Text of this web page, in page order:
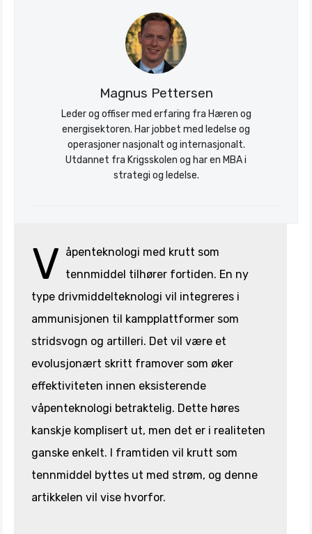
Magnus Pettersen
Leder og offiser med erfaring fra Hæren og
energisektoren. Har jobbet med ledelse og
operasjoner nasjonalt og internasjonalt.
Utdannet fra Krigsskolen og har en MBA i
strategi og ledelse.
V åpenteknologi med krutt som
tennmiddel tilhører fortiden. En ny
type drivmiddelteknologi vil integreres i
ammunisjonen til kampplattformer som
stridsvogn og artilleri. Det vil være et
evolusjonært skritt framover som øker
effektiviteten innen eksisterende
våpenteknologi betraktelig. Dette høres
kanskje komplisert ut, men det er i realiteten
ganske enkelt. I framtiden vil krutt som
tennmiddel byttes ut med strøm, og denne
artikkelen vil vise hvorfor.